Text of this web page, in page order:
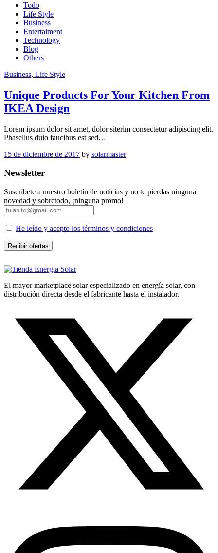
Todo
Life Style
Business
Entertaiment
Technology
Blog
Others
Business, Life Style
Unique Products For Your Kitchen From
IKEA Design
Lorem ipsum dolor sit amet, dolor siterim consectetur adipiscing elit.
Phasellus duio faucibus est sed…
15 de diciembre de 2017 by solarmaster
Newsletter
Suscríbete a nuestro boletín de noticias y no te pierdas ninguna
novedad y sobretodo, ¡ninguna promo!
He leído y acepto los términos y condiciones
El mayor marketplace solar especializado en energía solar, con
distribución directa desde el fabricante hasta el instalador.